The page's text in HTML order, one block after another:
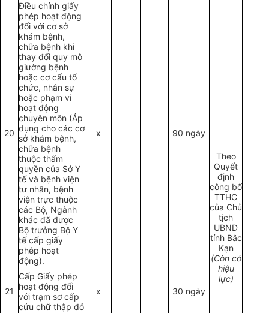
20
Điều chỉnh giấy
phép hoạt động
đối với cơ sở
khám bệnh,
chữa bệnh khi
thay đổi quy mô
giường bệnh
hoặc cơ cấu tổ
chức, nhân sự
hoặc phạm vi
hoạt động
chuyên môn (Áp
dụng cho các cơ
sở khám bệnh,
chữa bệnh
thuộc thẩm
quyền của Sở Y
tế và bệnh viện
tư nhân, bệnh
viện trực thuộc
các Bộ, Ngành
khác đã được
Bộ trưởng Bộ Y
tế cấp giấy
phép hoạt
động).
x 90 ngày
Theo
Quyết
định
công bố
TTHC
của Chủ
tịch
UBND
tỉnh Bắc
Kạn
(Còn có
hiệu
lực)
21
Cấp Giấy phép
hoạt động đối
với trạm sơ cấp
cứu chữ thập đỏ
x 30 ngày